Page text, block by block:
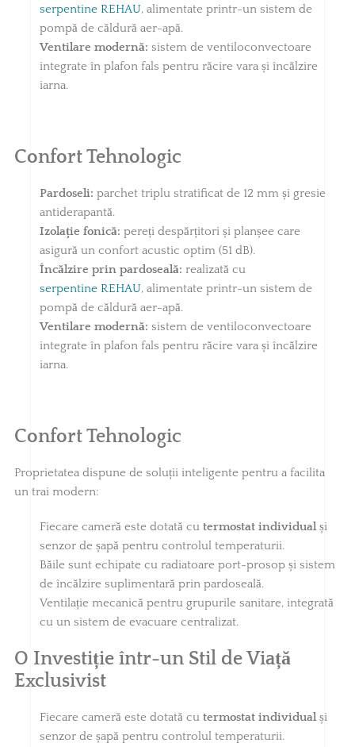
serpentine REHAU, alimentate printr-un sistem de
pompă de căldură aer-apă.
Ventilare modernă: sistem de ventiloconvectoare
integrate în plafon fals pentru răcire vara și încălzire
iarna.
Confort Tehnologic
Pardoseli: parchet triplu stratificat de 12 mm și gresie
antiderapantă.
Izolație fonică: pereți despărțitori și planșee care
asigură un confort acustic optim (51 dB).
Încălzire prin pardoseală: realizată cu
serpentine REHAU, alimentate printr-un sistem de
pompă de căldură aer-apă.
Ventilare modernă: sistem de ventiloconvectoare
integrate în plafon fals pentru răcire vara și încălzire
iarna.
Confort Tehnologic
Proprietatea dispune de soluții inteligente pentru a facilita
un trai modern:
Fiecare cameră este dotată cu termostat individualși
senzor de șapă pentru controlul temperaturii.
Băile sunt echipate cu radiatoare port-prosop și sistem
de încălzire suplimentară prin pardoseală.
Ventilație mecanică pentru grupurile sanitare, integrată
cu un sistem de evacuare centralizat.
O Investiție într-un Stil de Viață
Exclusivist
Fiecare cameră este dotată cu termostat individualși
senzor de șapă pentru controlul temperaturii.